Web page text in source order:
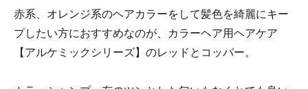
赤系、オレンジ系のヘアカラーをして髪色を綺麗にキー
プしたい方におすすめなのが、カラーヘア用ヘアケア
【アルケミックシリーズ】のレッドとコッパー。